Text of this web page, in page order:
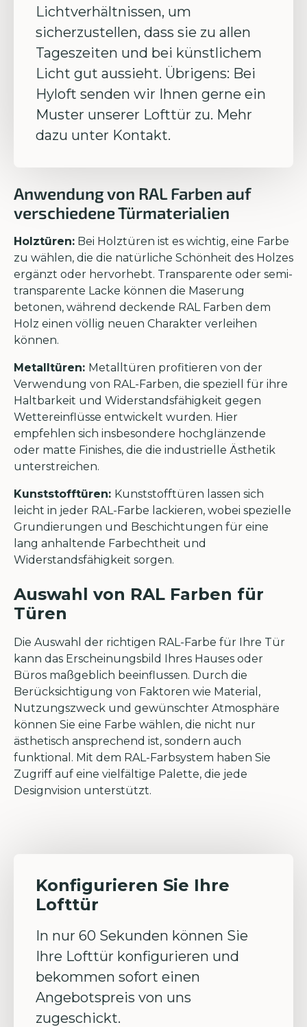
Lichtverhältnissen, um
sicherzustellen, dass sie zu allen
Tageszeiten und bei künstlichem
Licht gut aussieht. Übrigens: Bei
Hyloft senden wir Ihnen gerne ein
Muster unserer Lofttür zu. Mehr
dazu unter Kontakt.
Anwendung von RAL Farben auf
verschiedene Türmaterialien
Holztüren: Bei Holztüren ist es wichtig, eine Farbe
zu wählen, die die natürliche Schönheit des Holzes
ergänzt oder hervorhebt. Transparente oder semi-
transparente Lacke können die Maserung
betonen, während deckende RAL Farben dem
Holz einen völlig neuen Charakter verleihen
können.
Metalltüren: Metalltüren profitieren von der
Verwendung von RAL-Farben, die speziell für ihre
Haltbarkeit und Widerstandsfähigkeit gegen
Wettereinflüsse entwickelt wurden. Hier
empfehlen sich insbesondere hochglänzende
oder matte Finishes, die die industrielle Ästhetik
unterstreichen.
Kunststofftüren: Kunststofftüren lassen sich
leicht in jeder RAL-Farbe lackieren, wobei spezielle
Grundierungen und Beschichtungen für eine
lang anhaltende Farbechtheit und
Widerstandsfähigkeit sorgen.
Auswahl von RAL Farben für
Türen
Die Auswahl der richtigen RAL-Farbe für Ihre Tür
kann das Erscheinungsbild Ihres Hauses oder
Büros maßgeblich beeinflussen. Durch die
Berücksichtigung von Faktoren wie Material,
Nutzungszweck und gewünschter Atmosphäre
können Sie eine Farbe wählen, die nicht nur
ästhetisch ansprechend ist, sondern auch
funktional. Mit dem RAL-Farbsystem haben Sie
Zugriff auf eine vielfältige Palette, die jede
Designvision unterstützt.
Konfigurieren Sie Ihre
Lofttür
In nur 60 Sekunden können Sie
Ihre Lofttür konfigurieren und
bekommen sofort einen
Angebotspreis von uns
zugeschickt.